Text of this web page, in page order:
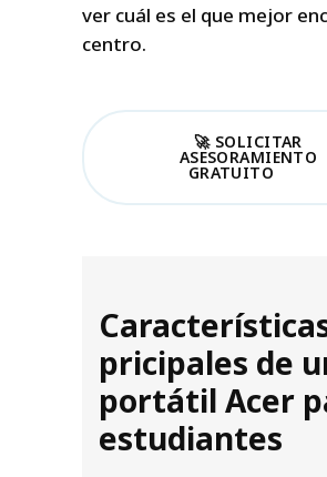
ver cuál es el que mejor
centro.
🚀 SOLICITAR
ASESORAMIENTO
GRATUITO
pricipales de
portátil Acer
estudiantes